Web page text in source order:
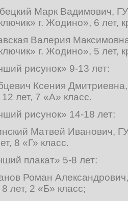
Марк Вадимович,
г. Жодино», 6 лет,
Валерия
г. Жодино», 5 лет,
рисунок» 9-13 лет:
Ксения
лет, 7 «А» класс.
рисунок» 14-18 лет:
Матвей Иванович,
8 «Г» класс.
плакат» 5-8 лет:
Роман
лет, 2 «Б» класс;